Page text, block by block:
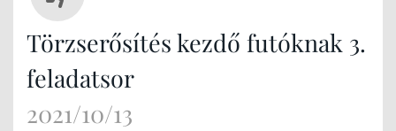
Törzserősítés kezdő futóknak 3.
feladatsor
2021/10/13